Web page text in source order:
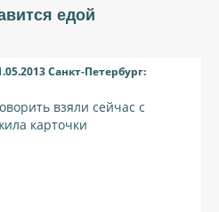
едой
Санкт-Петербург:
взяли сейчас с
карточки